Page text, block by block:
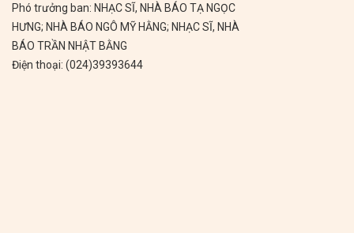
Phó trưởng ban: NHẠC SĨ, NHÀ BÁO TẠ NGỌC
HƯNG; NHÀ BÁO NGÔ MỸ HẰNG; NHẠC SĨ, NHÀ
BÁO TRẦN NHẬT BẰNG
Điện thoại: (024)39393644